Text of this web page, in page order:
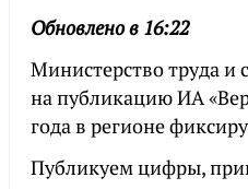
Обновлено в 16:22
Министерство труда и
на публикацию ИА
года в регионе
Публикуем цифры,